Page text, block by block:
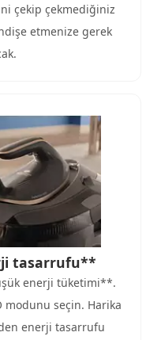
çekip çekmediğiniz
etmenize gerek
tasarrufu**
enerji tüketimi**.
modunu seçin. Harika
enerji tasarrufu